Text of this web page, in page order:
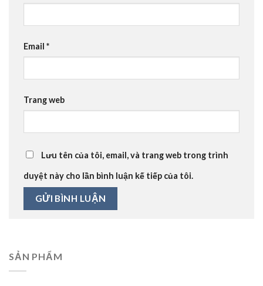
Email *
Trang web
Lưu tên của tôi, email, và trang web trong trình
duyệt này cho lần bình luận kế tiếp của tôi.
SẢN PHẨM